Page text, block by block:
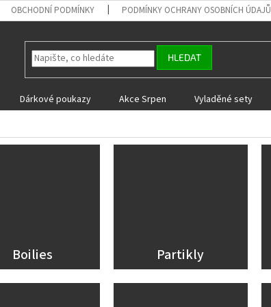
OBCHODNÍ PODMÍNKY PODMÍNKY OCHRANY OSOBNÍCH ÚDAJŮ
HLEDAT
Dárkové poukazy Akce Srpen Vyladěné sety
Boilies Partikly